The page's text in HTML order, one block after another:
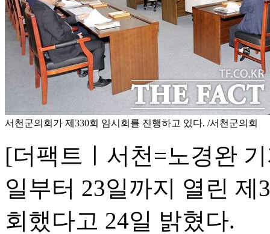
서천군의회가 제330회 임시회를 진행하고 있다. /서천군의회
[더팩트ㅣ서천=노경완
일부터 23일까지 열린
회했다고 24일 밝혔다.